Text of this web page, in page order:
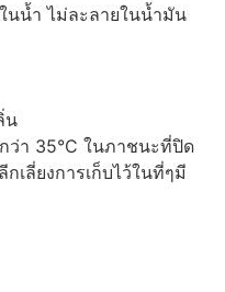
นน้ำ ไม่ละลายในน้ำมัน
น
ว่า 35°C ในภาชนะที่ปิด
ลี่ยงการเก็บไว้ในที่ๆมี